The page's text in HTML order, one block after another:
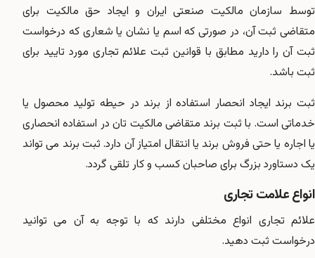
توسط سازمان مالکیت صنعتی ایران و ایجاد حق مالکیت برای
متقاضی ثبت آن، در صورتی که اسم یا نشان یا شعاری که درخواست
ثبت آن را دارید مطابق با قوانین ثبت علائم تجاری مورد تایید برای
ثبت باشد.
ثبت برند ایجاد انحصار استفاده از برند در حیطه تولید محصول یا
خدماتی است. با ثبت برند متقاضی مالکیت تان در استفاده انحصاری
یا اجاره یا حتی فروش برند یا انتقال امتیاز آن دارد. ثبت برند می تواند
یک دستاورد بزرگ برای صاحبان کسب و کار تلقی گردد.
انواع علامت تجاری
علائم تجاری انواع مختلفی دارند که با توجه به آن می توانید
درخواست ثبت دهید.